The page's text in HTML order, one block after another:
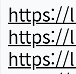
https://
https://
https://